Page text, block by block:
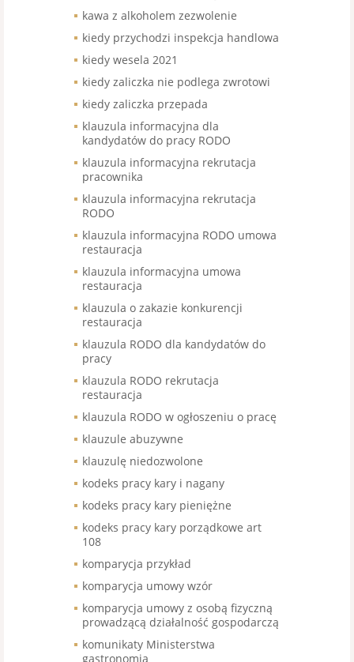
kawa z alkoholem zezwolenie
kiedy przychodzi inspekcja handlowa
kiedy wesela 2021
kiedy zaliczka nie podlega zwrotowi
kiedy zaliczka przepada
klauzula informacyjna dla
kandydatów do pracy RODO
klauzula informacyjna rekrutacja
pracownika
klauzula informacyjna rekrutacja
RODO
klauzula informacyjna RODO umowa
restauracja
klauzula informacyjna umowa
restauracja
klauzula o zakazie konkurencji
restauracja
klauzula RODO dla kandydatów do
pracy
klauzula RODO rekrutacja
restauracja
klauzula RODO w ogłoszeniu o pracę
klauzule abuzywne
klauzulę niedozwolone
kodeks pracy kary i nagany
kodeks pracy kary pieniężne
kodeks pracy kary porządkowe art
108
komparycja przykład
komparycja umowy wzór
komparycja umowy z osobą fizyczną
prowadzącą działalność gospodarczą
komunikaty Ministerstwa
gastronomia